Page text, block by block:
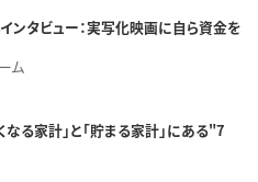
ンタビュー：実写化映画に自ら資金を
ム
なる家計」と「貯まる家計」にある"7